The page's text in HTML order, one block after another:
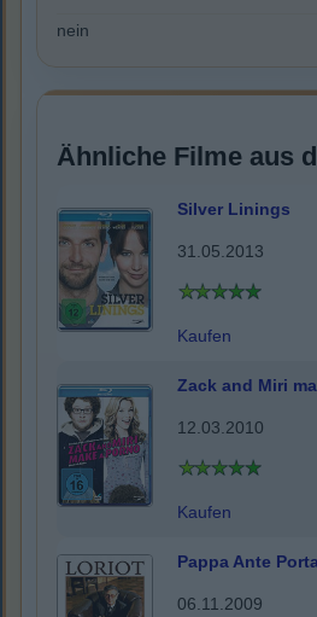
nein
Ähnliche Filme aus
Silver Linings
31.05.2013
Kaufen
Zack and Miri
12.03.2010
Kaufen
Pappa Ante
06.11.2009